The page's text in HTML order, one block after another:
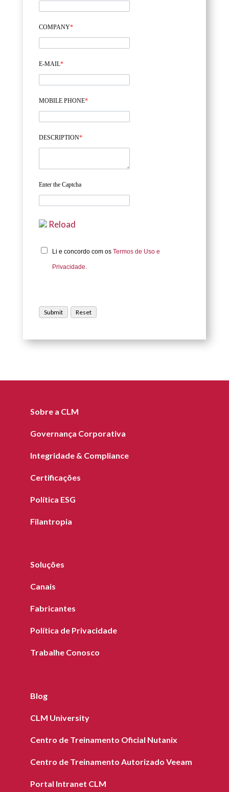
COMPANY*
E-MAIL*
MOBILE PHONE*
DESCRIPTION*
Enter the Captcha
Reload
Li e concordo com os Termos de Uso e
Privacidade.
Sobre a CLM
Governança Corporativa
Integridade & Compliance
Certificações
Política ESG
Filantropia
Soluções
Canais
Fabricantes
Política de Privacidade
Trabalhe Conosco
Blog
CLM University
Centro de Treinamento Oficial Nutanix
Centro de Treinamento Autorizado Veeam
Portal Intranet CLM